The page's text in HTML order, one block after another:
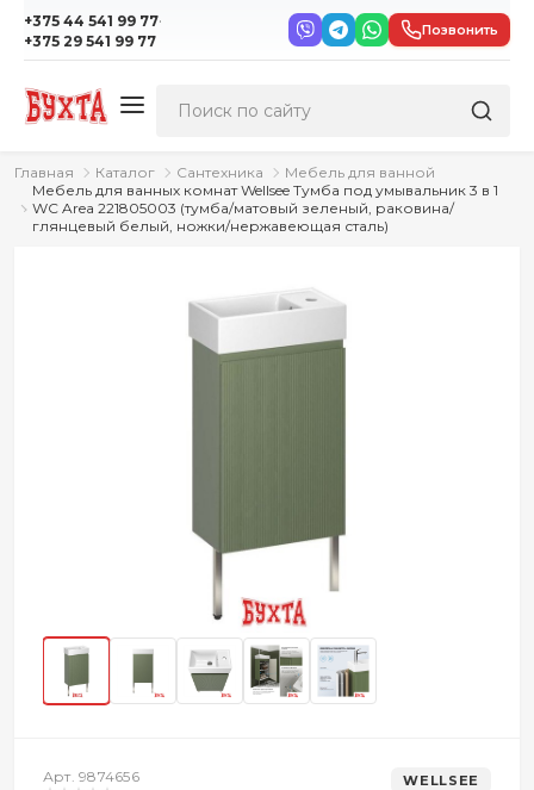
+375 44 541 99 77·
+375 29 541 99 77
Позвонить
Главная Каталог Сантехника
Мебель для ванной
Мебель для ванных комнат Wellsee Тумба под умывальник 3 в 1
WC Area 221805003 (тумба/матовый зеленый, раковина/
глянцевый белый, ножки/нержавеющая сталь)
Арт. 9874656 WELLSEE